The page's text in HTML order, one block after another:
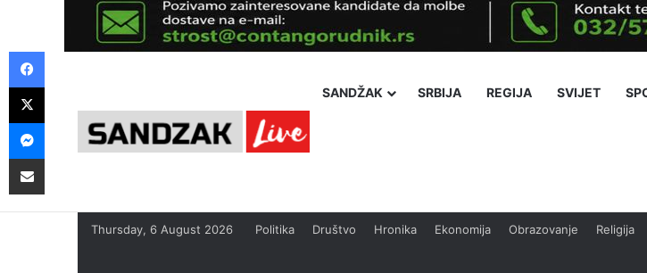
SANDŽAK SRBIJA REGIJA SVIJET
Thursday, 6 August 2026 Politika Društvo Hronika Ekonomija Obrazovanje Religija
Facebook
X
Messenger
Pošalji preko E-Maila